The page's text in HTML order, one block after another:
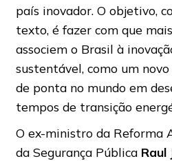
país inovador. O objetivo,
texto, é fazer com que
associem o Brasil à
sustentável, como um
de ponta no mundo em
tempos de transição
O ex-ministro da Reforma
da Segurança Pública Raul